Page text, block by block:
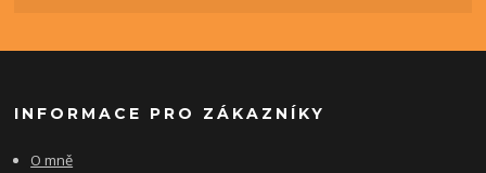
INFORMACE PRO ZÁKAZNÍKY
O mně